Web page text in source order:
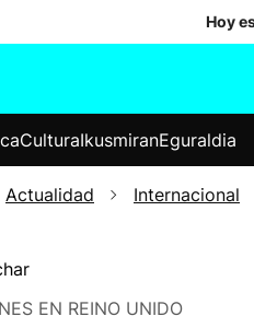
Hoy
Elecciones
CulturaIkusmiranEguraldia
Actualidad Internacional
EN REINO UNIDO